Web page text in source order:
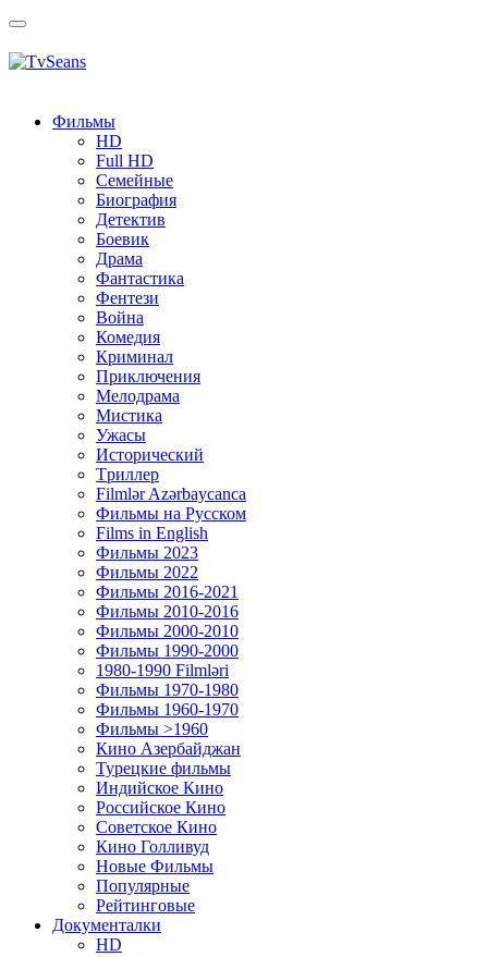
Toggle
Фильмы
HD
Full HD
Семейные
Биография
Детектив
Боевик
Драма
Фантастика
Фентези
Война
Комедия
Криминал
Приключения
Мелодрама
Мистика
Ужасы
Исторический
Tриллер
Filmlər Azərbaycanca
Фильмы на Русском
Films in English
Фильмы 2023
Фильмы 2022
Фильмы 2016-2021
Фильмы 2010-2016
Фильмы 2000-2010
Фильмы 1990-2000
1980-1990 Filmləri
Фильмы 1970-1980
Фильмы 1960-1970
Фильмы >1960
Кино Азербайджан
Турецкие фильмы
Индийское Кино
Российское Кино
Советское Кино
Кино Голливуд
Новые Фильмы
Популярные
Рейтинговые
Документалки
HD